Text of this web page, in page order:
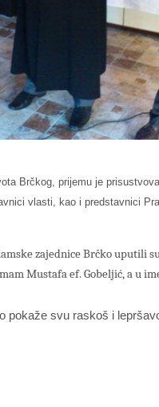
Brčkog, prijemu je
vlasti, kao i predstavnici
zajednice Brčko uputili
Mustafa ef. Gobeljić, a u
pokaže svu raskoš i